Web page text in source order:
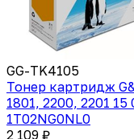
GG-TK4105
Тонер картридж
1801, 2200, 2201
1T02NG0NL0
2 109 ₽